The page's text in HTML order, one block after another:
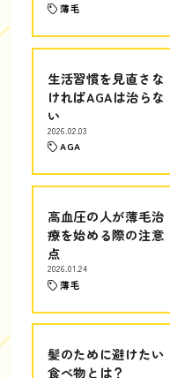
薄毛
生活習慣を見直さな
ければAGAは治らな
い
2026.02.03
AGA
高血圧の人が薄毛治
療を始める際の注意
点
2026.01.24
薄毛
髪のために避けたい
食べ物とは？